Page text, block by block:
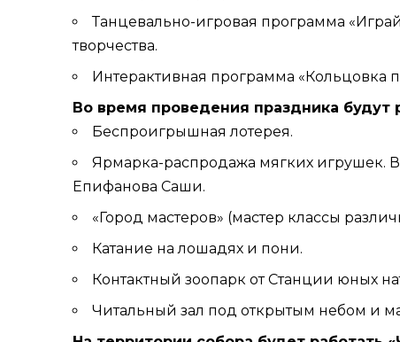
Танцевально-игровая программа
творчества.
Интерактивная программа «Кольцовка
Во время проведения праздника будут
Беспроигрышная лотерея.
Ярмарка-распродажа мягких игрушек.
Епифанова Саши.
«Город мастеров» (мастер классы
Катание на лошадях и пони.
Контактный зоопарк от Станции юных
Читальный зал под открытым небом и